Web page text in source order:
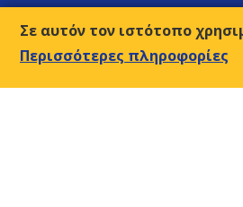
Αμβρ. Φραντζή 9, 117 43 Αθήνα
Σε αυτόν τον ιστότοπο
Περισσότερες πληροφορίες